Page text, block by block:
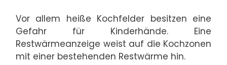
Vor allem heiße Kochfelder besitzen eine
Gefahr für Kinderhände. Eine
Restwärmeanzeige weist auf die Kochzonen
mit einer bestehenden Restwärme hin.